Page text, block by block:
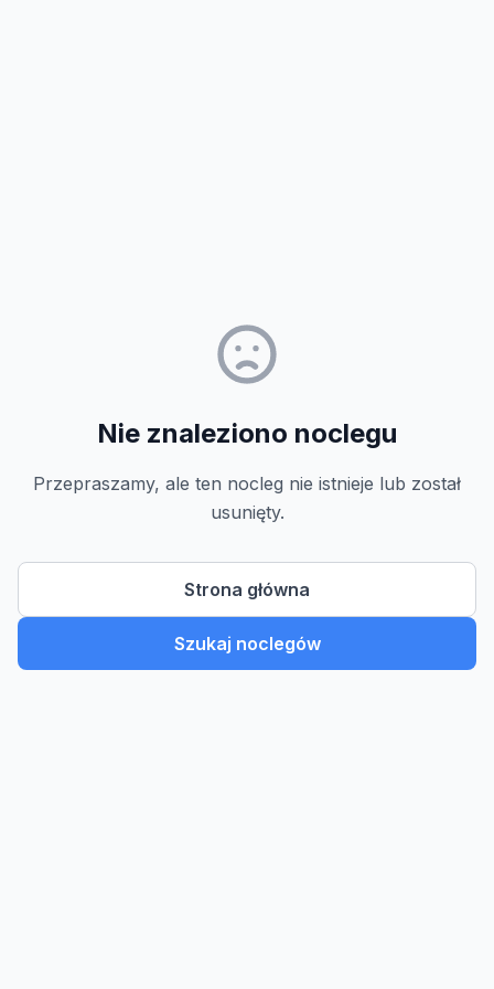
Nie znaleziono noclegu
Przepraszamy, ale ten nocleg nie istnieje lub został
usunięty.
Strona główna
Szukaj noclegów